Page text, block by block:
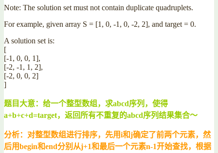
Note: The solution set must not contain duplicate quadruplets.
For example, given array S = [1, 0, -1, 0, -2, 2], and target = 0.
A solution set is:
[
[-1, 0, 0, 1],
[-2, -1, 1, 2],
[-2, 0, 0, 2]
]
题目大意：给一个整型数组，求abcd序列，使得
a+b+c+d=target，返回所有不重复的abcd序列结果集合～
分析：对整型数组进行排序，先用i和j确定了前两个元素，然
后用begin和end分别从j+1和最后一个元素n-1开始查找，根据